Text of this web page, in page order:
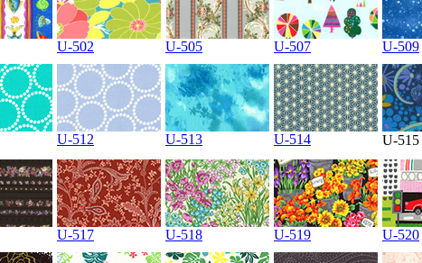
U-502 U-505 U-507 U-509
U-512 U-513 U-514 U-
U-517 U-518 U-519 U-520